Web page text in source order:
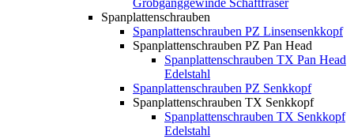
Grobganggewinde Schaftfräser
Spanplattenschrauben
Spanplattenschrauben PZ Linsensenkkopf
Spanplattenschrauben PZ Pan Head
Spanplattenschrauben TX Pan Head
Edelstahl
Spanplattenschrauben PZ Senkkopf
Spanplattenschrauben TX Senkkopf
Spanplattenschrauben TX Senkkopf
Edelstahl